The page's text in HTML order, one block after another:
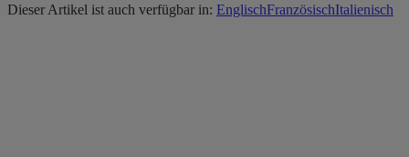
Dieser Artikel ist auch verfügbar in: EnglischFranzösischItalienisch